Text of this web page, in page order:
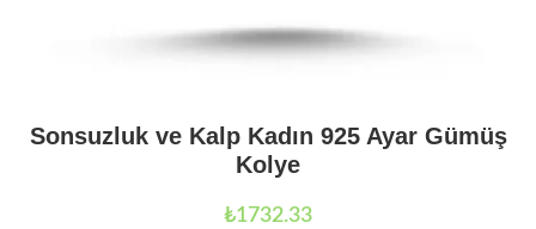
Sonsuzluk ve Kalp Kadın 925 Ayar Gümüş
Kolye
₺1732.33